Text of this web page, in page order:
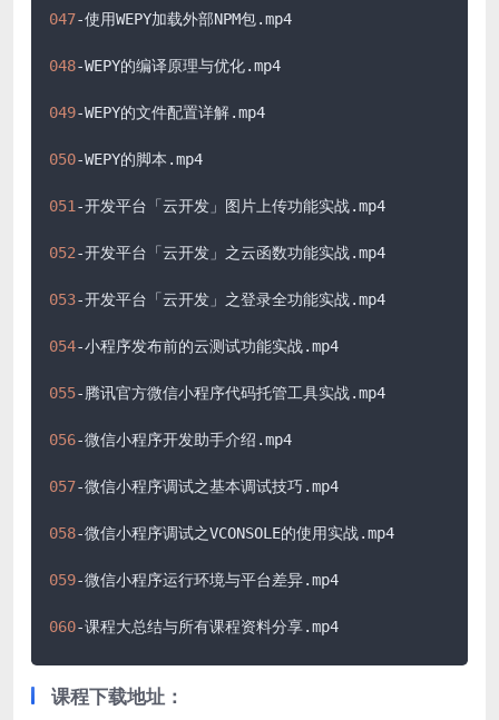
047-使用WEPY加载外部NPM包.mp4
048-WEPY的编译原理与优化.mp4
049-WEPY的文件配置详解.mp4
050-WEPY的脚本 .mp4
051-开发平台「云开发」图片上传功能实战.mp4
052-开发平台「云开发」之云函数功能实战.mp4
053-开发平台「云开发」之登录全功能实战.mp4
054-小程序发布前的云测试功能实战.mp4
055-腾讯官方微信小程序代码托管工具实战.mp4
056-微信小程序开发助手介绍 .mp4
057-微信小程序调试之基本调试技巧.mp4
058-微信小程序调试之VCONSOLE的使用实战.mp4
059-微信小程序运行环境与平台差异.mp4
060-课程大总结与所有课程资料分享.mp4
课程下载地址：